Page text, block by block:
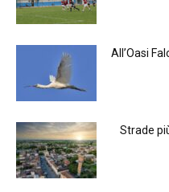
All’Oasi
Strade